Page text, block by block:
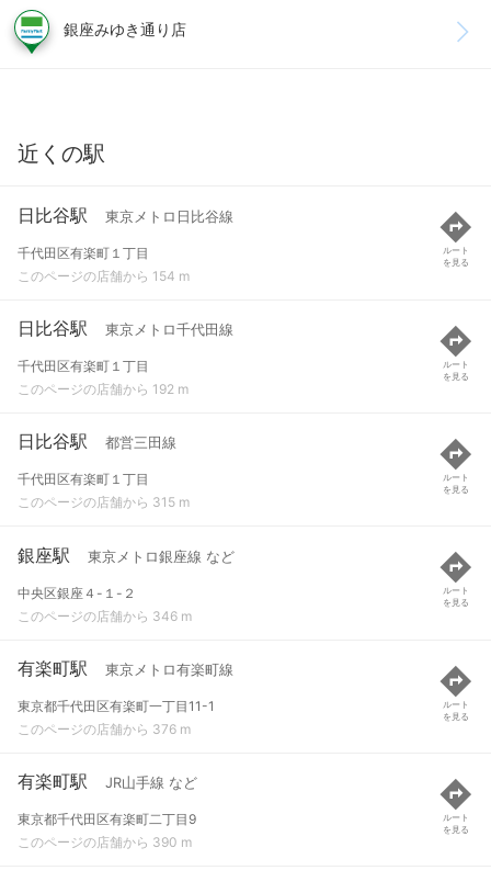
銀座みゆき通り店
近くの駅
日比谷駅 東京メトロ日比谷線
千代田区有楽町１丁目
このページの店舗から 154 m
ルート
を見る
日比谷駅 東京メトロ千代田線
千代田区有楽町１丁目
このページの店舗から 192 m
ルート
を見る
日比谷駅 都営三田線
千代田区有楽町１丁目
このページの店舗から 315 m
ルート
を見る
銀座駅 東京メトロ銀座線 など
中央区銀座４-１-２
このページの店舗から 346 m
ルート
を見る
有楽町駅 東京メトロ有楽町線
東京都千代田区有楽町一丁目11-1
このページの店舗から 376 m
ルート
を見る
有楽町駅 JR山手線 など
東京都千代田区有楽町二丁目9
このページの店舗から 390 m
ルート
を見る